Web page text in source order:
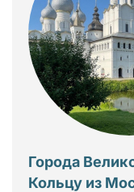
Города
Кольцу из